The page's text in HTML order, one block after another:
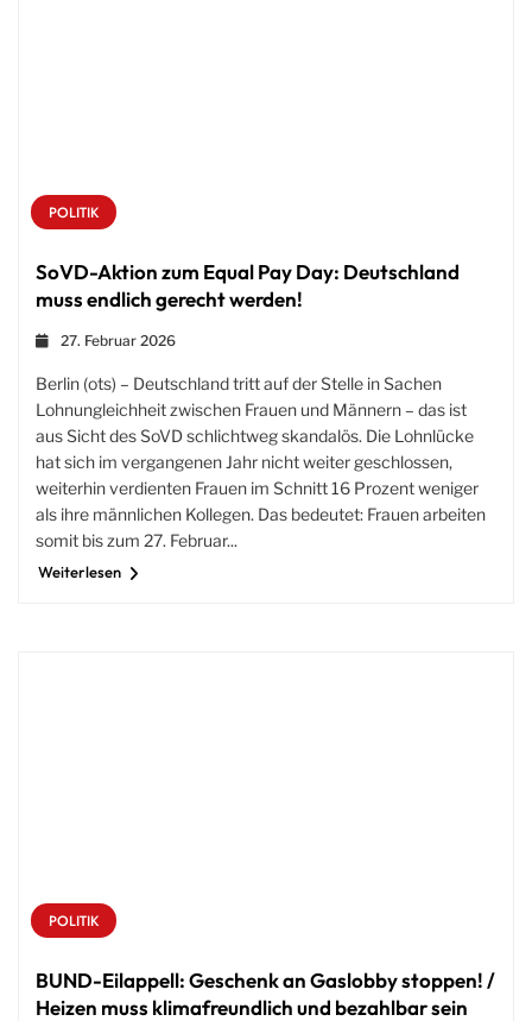
POLITIK
SoVD-Aktion zum Equal Pay Day: Deutschland
muss endlich gerecht werden!
27. Februar 2026
Berlin (ots) – Deutschland tritt auf der Stelle in Sachen
Lohnungleichheit zwischen Frauen und Männern – das ist
aus Sicht des SoVD schlichtweg skandalös. Die Lohnlücke
hat sich im vergangenen Jahr nicht weiter geschlossen,
weiterhin verdienten Frauen im Schnitt 16 Prozent weniger
als ihre männlichen Kollegen. Das bedeutet: Frauen arbeiten
somit bis zum 27. Februar...
Weiterlesen
POLITIK
BUND-Eilappell: Geschenk an Gaslobby stoppen! /
Heizen muss klimafreundlich und bezahlbar sein